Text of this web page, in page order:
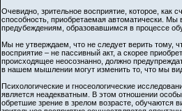
Очевидно, зрительное восприятие, которое, как
способность, приобретаемая автоматически.
предубеждениям, образовавшимся в процессе
Мы не утверждаем, что не следует верить тому,
восприятие – не пассивный акт, а скорее
происходящее неосознанно, должно
в нашем мышлении могут изменить то, что мы
Психологические и гносеологические
является неадекватным. В этом отношении
обретшие зрение в зрелом возрасте, обучаются